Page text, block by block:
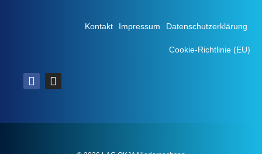
Kontakt Impressum Datenschutzerklärung
Cookie-Richtlinie (EU)